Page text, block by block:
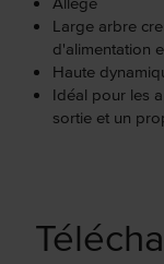
Large arbre
d'alimentation
Haute
Idéal pour les
sortie et un